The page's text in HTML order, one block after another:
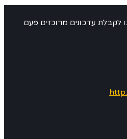
עדכונים מרוכזים פעם